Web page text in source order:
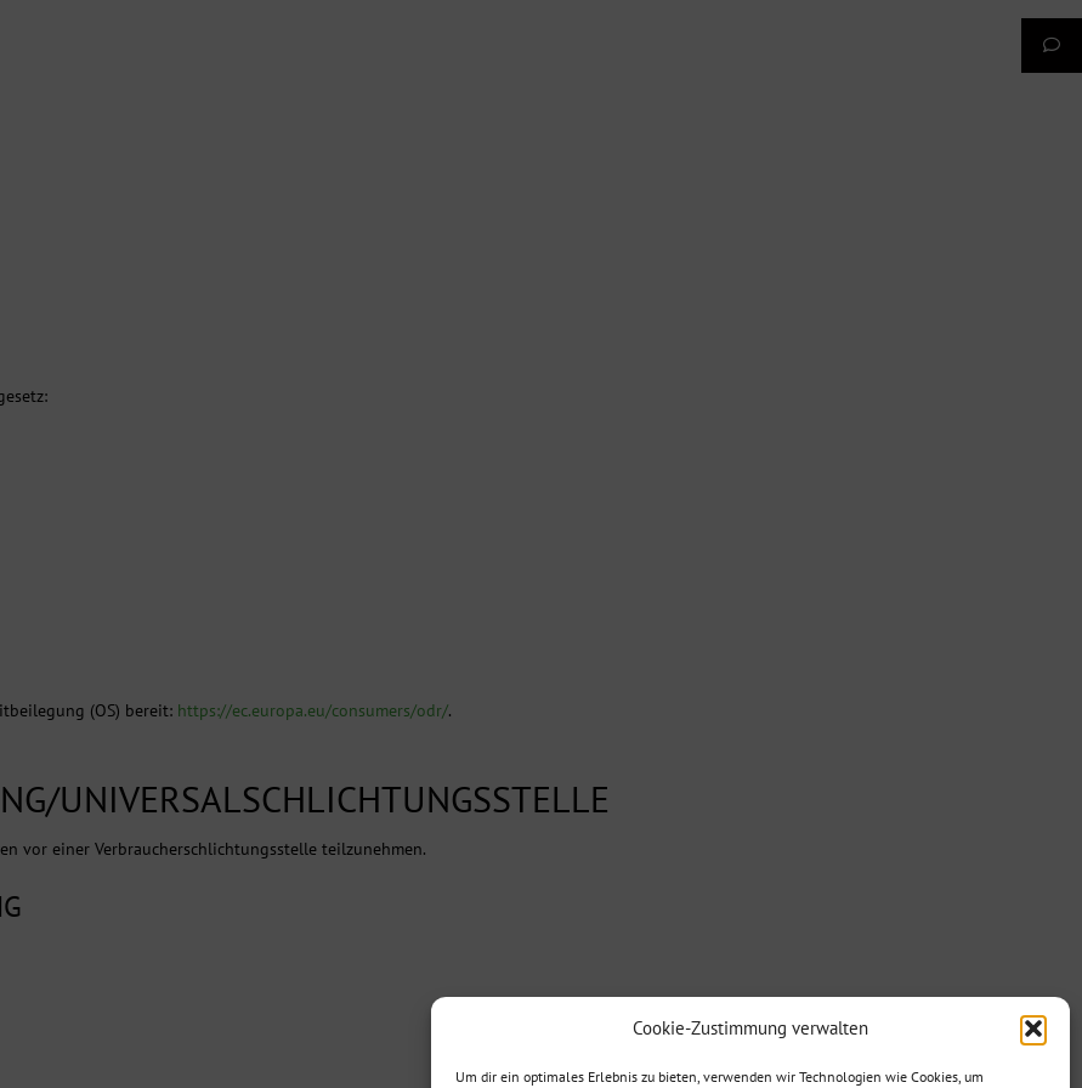
Cookie-Zustimmung verwalten
Um dir ein optimales Erlebnis zu bieten, verwenden wir Technologien wie Cookies, um
(OS) bereit: https://ec.europa.eu/consumers/odr/.
UNIVERSAL­SCHLICHTUNGS­STELLE
vor einer Verbraucherschlichtungsstelle teilzunehmen.